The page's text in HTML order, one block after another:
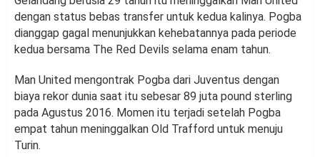
dengan status bebas transfer untuk kedua kalinya. Pogba
dianggap gagal menunjukkan kehebatannya pada periode
kedua bersama The Red Devils selama enam tahun.
Man United mengontrak Pogba dari Juventus dengan
biaya rekor dunia saat itu sebesar 89 juta pound sterling
pada Agustus 2016. Momen itu terjadi setelah Pogba
empat tahun meninggalkan Old Trafford untuk menuju
Turin.